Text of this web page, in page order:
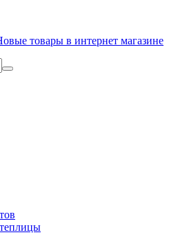
товары в интернет магазине